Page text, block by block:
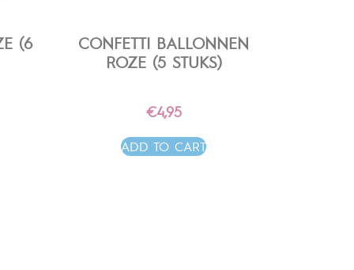
(6
CONFETTI BALLONNEN
ROZE (5 STUKS)
€4,95
ADD TO CART